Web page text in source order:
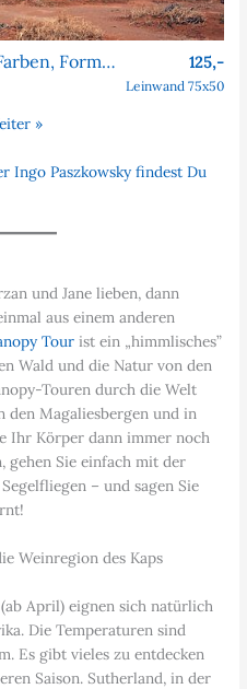
Himmel über der Namib – Farben, Formen, Faszination 125,-
Leinwand 75x50
»
Ingo Paszkowsky findest Du
und Jane lieben, dann
aus einem anderen
Tourist ein „himmlisches”
Wald und die Natur von den
Touren durch die Welt
den Magaliesbergen und in
Ihr Körper dann immer noch
gehen Sie einfach mit der
– und sagen Sie
Weinregion des Kaps
April) eignen sich natürlich
Die Temperaturen sind
Es gibt vieles zu entdecken
Saison. Sutherland, in der